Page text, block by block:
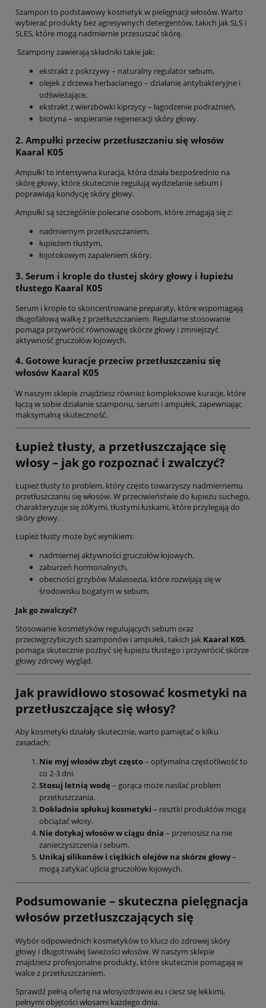
Szampon to podstawowy kosmetyk w pielęgnacji włosów. Warto
wybierać produkty bez agresywnych detergentów, takich jak SLS i
SLES, które mogą nadmiernie przesuszać skórę.
Szampony zawierają składniki takie jak:
ekstrakt z pokrzywy – naturalny regulator sebum,
olejek z drzewa herbacianego – działanie antybakteryjne i
odświeżające,
ekstrakt z wierzbówki kiprzycy – łagodzenie podrażnień,
biotyna – wspieranie regeneracji skóry głowy.
2. Ampułki przeciw przetłuszczaniu się włosów
Kaaral K05
Ampułki to intensywna kuracja, która działa bezpośrednio na
skórę głowy, które skutecznie regulują wydzielanie sebum i
poprawiają kondycję skóry głowy.
Ampułki są szczególnie polecane osobom, które zmagają się z:
nadmiernym przetłuszczaniem,
łupieżem tłustym,
łojotokowym zapaleniem skóry.
3. Serum i krople do tłustej skóry głowy i łupieżu
tłustego Kaaral K05
Serum i krople to skoncentrowane preparaty, które wspomagają
długofalową walkę z przetłuszczaniem. Regularne stosowanie
pomaga przywrócić równowagę skórze głowy i zmniejszyć
aktywność gruczołów łojowych.
4. Gotowe kuracje przeciw przetłuszczaniu się
włosów Kaaral K05
W naszym sklepie znajdziesz również kompleksowe kuracje, które
łączą w sobie działanie szamponu, serum i ampułek, zapewniając
maksymalną skuteczność.
Łupież tłusty, a przetłuszczające się
włosy – jak go rozpoznać i zwalczyć?
Łupież tłusty to problem, który często towarzyszy nadmiernemu
przetłuszczaniu się włosów. W przeciwieństwie do łupieżu suchego,
charakteryzuje się żółtymi, tłustymi łuskami, które przylegają do
skóry głowy.
Łupież tłusty może być wynikiem:
nadmiernej aktywności gruczołów łojowych,
zaburzeń hormonalnych,
obecności grzybów Malassezia, które rozwijają się w
środowisku bogatym w sebum.
Jak go zwalczyć?
Stosowanie kosmetyków regulujących sebum oraz
przeciwgrzybiczych szamponów i ampułek, takich jak Kaaral K05,
pomaga skutecznie pozbyć się łupieżu tłustego i przywrócić skórze
głowy zdrowy wygląd.
Jak prawidłowo stosować kosmetyki na
przetłuszczające się włosy?
Aby kosmetyki działały skutecznie, warto pamiętać o kilku
zasadach:
Nie myj włosów zbyt często– optymalna częstotliwość to
co 2-3 dni.
Stosuj letnią wodę – gorąca może nasilać problem
przetłuszczania.
Dokładnie spłukuj kosmetyki – resztki produktów mogą
obciążać włosy.
Nie dotykaj włosów w ciągu dnia – przenosisz na nie
zanieczyszczenia i sebum.
Unikaj silikonów i ciężkich olejów na skórze głowy–
mogą zatykać ujścia gruczołów łojowych.
Podsumowanie – skuteczna pielęgnacja
włosów przetłuszczających się
Wybór odpowiednich kosmetyków to klucz do zdrowej skóry
głowy i długotrwałej świeżości włosów. W naszym sklepie
znajdziesz profesjonalne produkty, które skutecznie pomagają w
walce z przetłuszczaniem.
Sprawdź pełną ofertę na wlosyizdrowie.eu i ciesz się lekkimi,
pełnymi objętości włosami każdego dnia.